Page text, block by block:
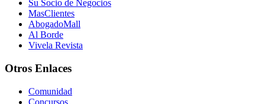
Su Socio de Negocios
MasClientes
AbogadoMall
Al Borde
Vivela Revista
Otros Enlaces
Comunidad
Concursos